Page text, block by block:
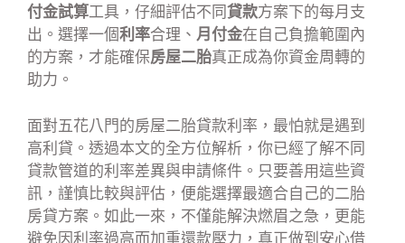
付金試算工具，仔細評估不同貸款方案下的每月支
出。選擇一個利率合理、 月付金在自己負擔範圍內
的方案，才能確保房屋二胎真正成為你資金周轉的
助力。
面對五花八門的房屋二胎貸款利率，最怕就是遇到
高利貸。透過本文的全方位解析，你已經了解不同
貸款管道的利率差異與申請條件。只要善用這些資
訊，謹慎比較與評估，便能選擇最適合自己的二胎
房貸方案。如此一來，不僅能解決燃眉之急，更能
避免因利率過高而加重還款壓力，真正做到安心借